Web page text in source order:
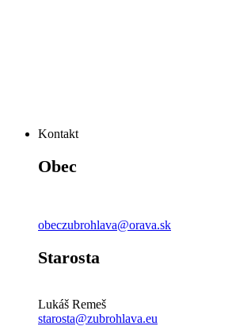
Kontakt
Obec
obeczubrohlava@orava.sk
Starosta
Lukáš Remeš
starosta@zubrohlava.eu